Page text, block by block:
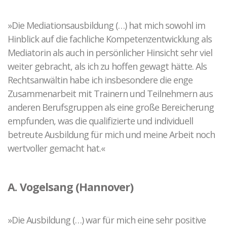
»Die Mediationsausbildung (…) hat mich sowohl im
Hinblick auf die fachliche Kompetenzentwicklung als
Mediatorin als auch in persönlicher Hinsicht sehr viel
weiter gebracht, als ich zu hoffen gewagt hätte. Als
Rechtsanwältin habe ich insbesondere die enge
Zusammenarbeit mit Trainern und Teilnehmern aus
anderen Berufsgruppen als eine große Bereicherung
empfunden, was die qualifizierte und individuell
betreute Ausbildung für mich und meine Arbeit noch
wertvoller gemacht hat.«
A. Vogelsang (Hannover)
»Die Ausbildung (…) war für mich eine sehr positive